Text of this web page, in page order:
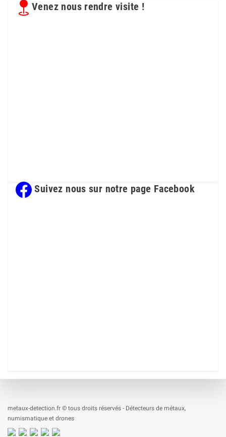
Venez nous rendre visite !
Suivez nous sur notre page Facebook
metaux-detection.fr © tous droits réservés - Détecteurs de métaux,
numismatique et drones